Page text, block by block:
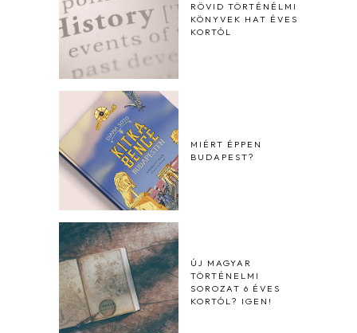
RÖVID TÖRTÉNÉLMI
KÖNYVEK HAT ÉVES
KORTÓL
MIÉRT ÉPPEN
BUDAPEST?
ÚJ MAGYAR
TÖRTÉNELMI
SOROZAT 6 ÉVES
KORTÓL? IGEN!